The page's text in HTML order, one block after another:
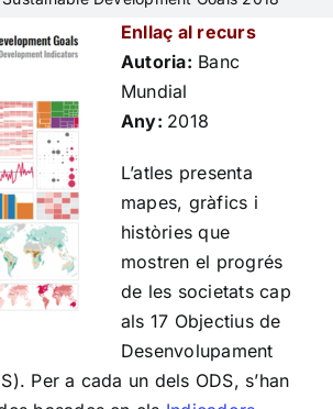
Enllaç al recurs
Autoria: Banc
Mundial
Any: 2018
L’atles presenta
mapes, gràfics i
històries que
mostren el progrés
de les societats cap
als 17 Objectius de
Desenvolupament
Per a cada un dels ODS, s’han